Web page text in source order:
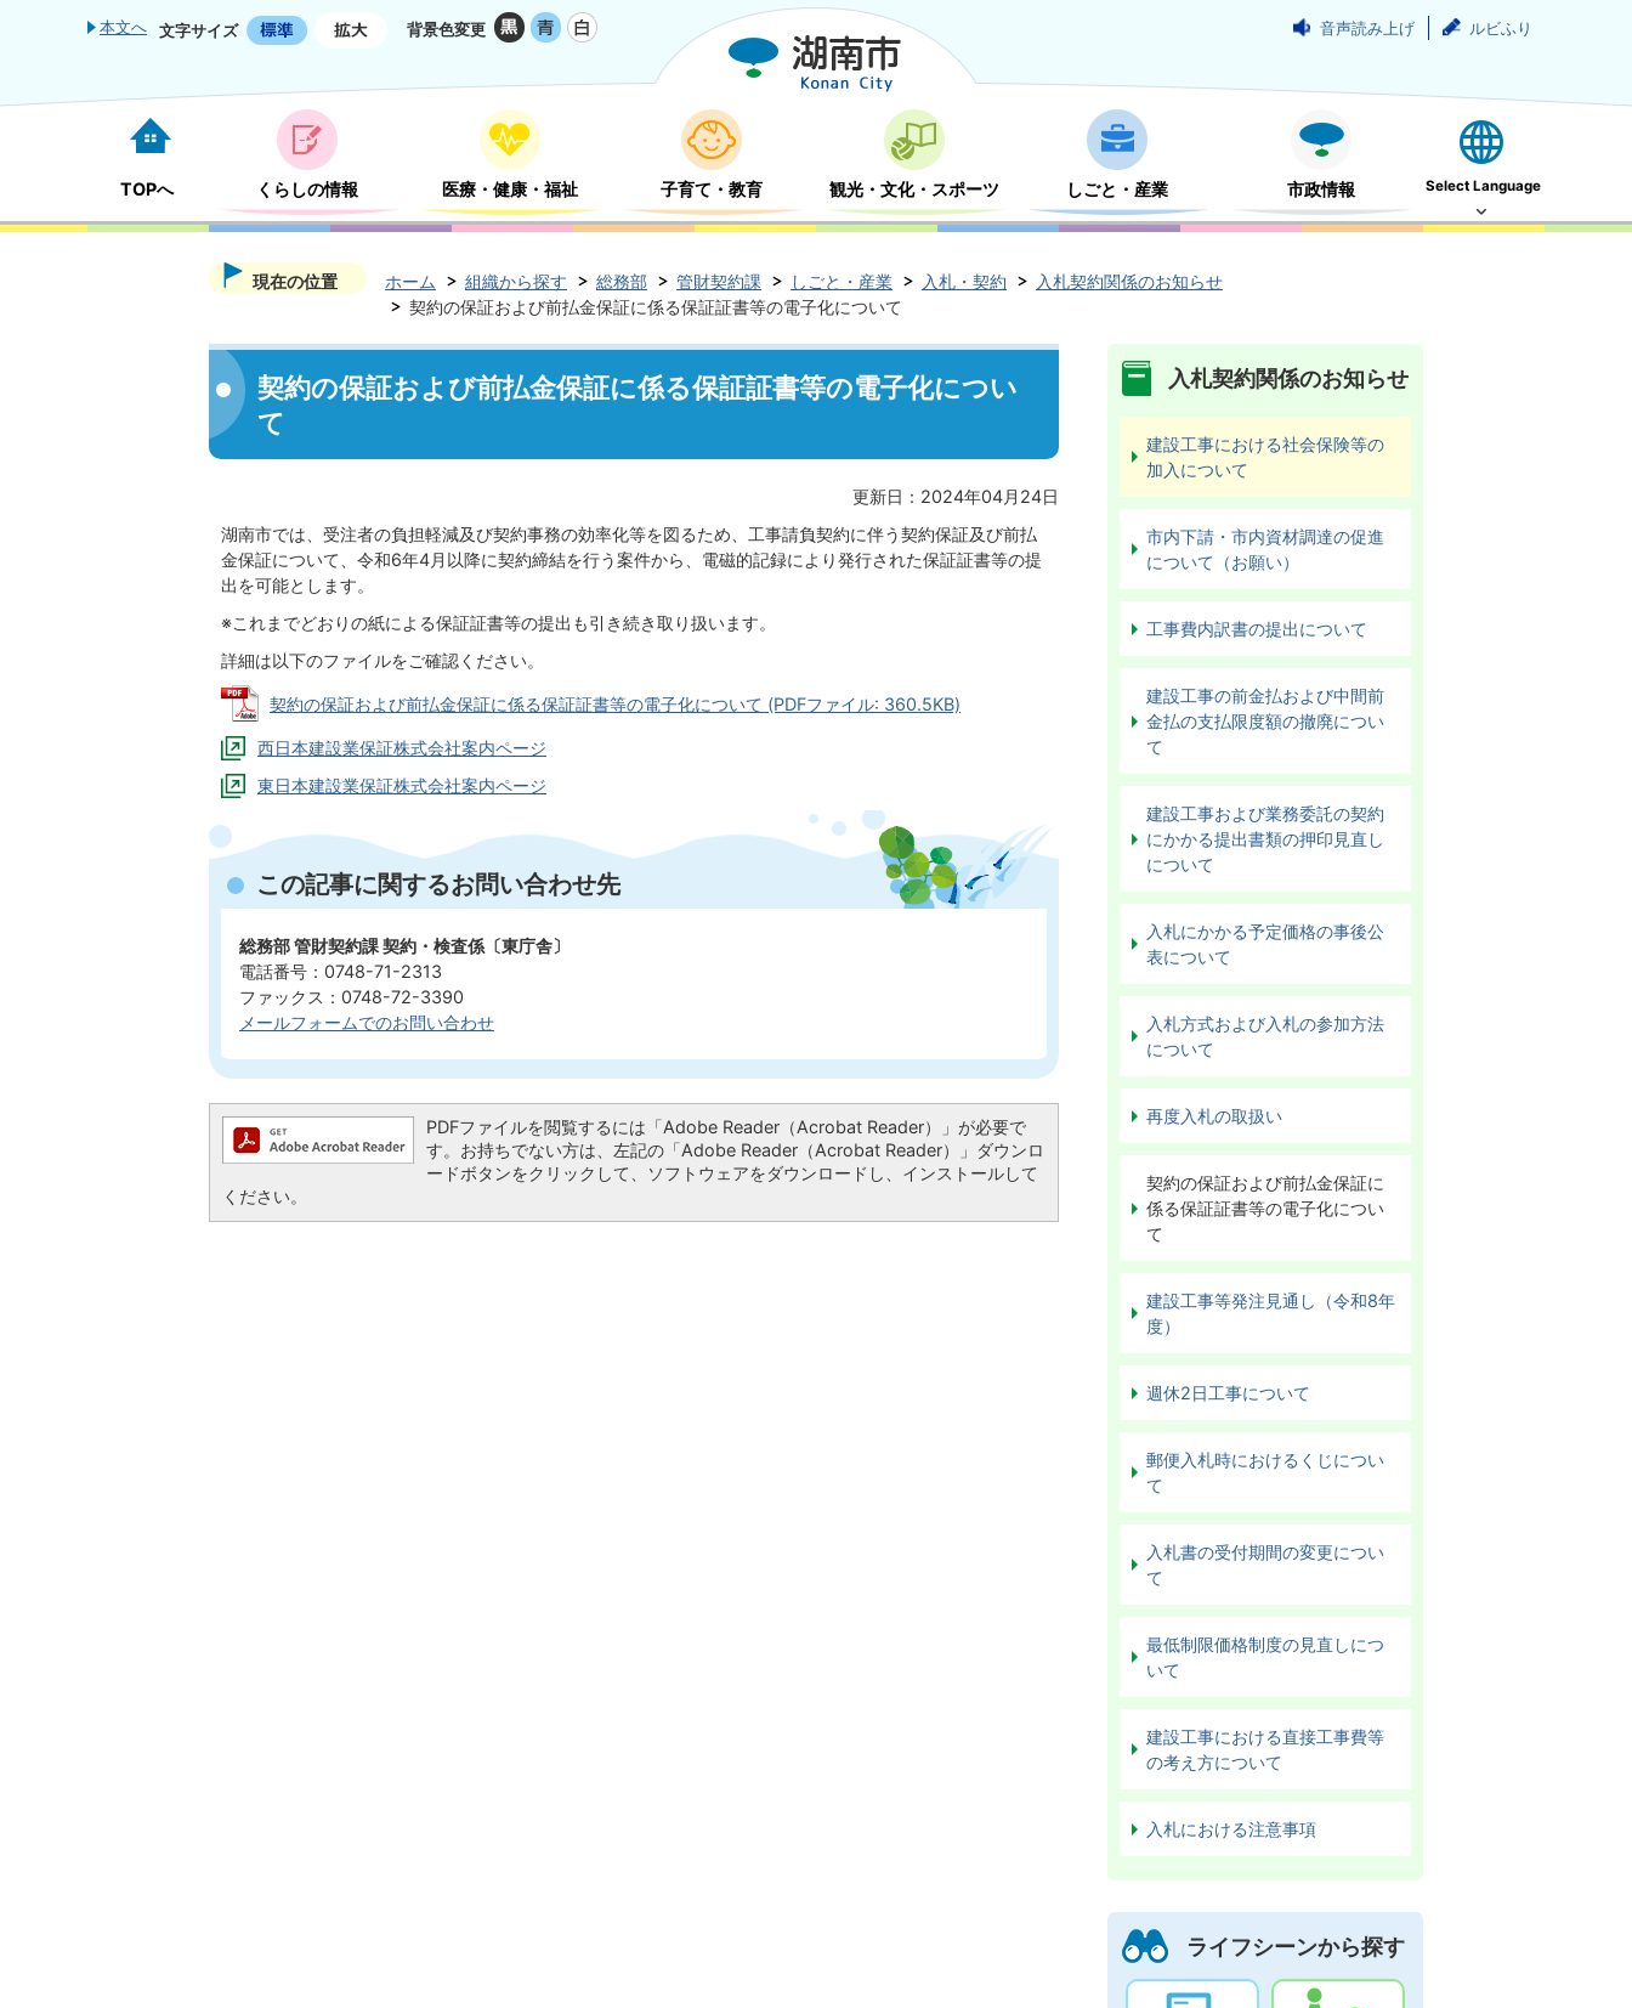
本文へ 文字サイズ 背景色変更 音声読み上げ ルビふり
TOPへ くらしの情報 医療・健康・福祉 子育て・教育 観光・文化・スポーツ しごと・産業 市政情報 Select Language
現在の位置 ホーム 組織から探す 総務部 管財契約課 しごと・産業 入札・契約
入札契約関係のお知らせ
契約の保証および前払金保証に係る保証証書等の電子化について
契約の保証および前払金保証に係る保証証書等の電子化につい
て
更新日：2024年04月24日
湖南市では、受注者の負担軽減及び契約事務の効率化等を図るため、工事請負契約に伴う契約保証及び前払
金保証について、令和6年4月以降に契約締結を行う案件から、電磁的記録により発行された保証証書等の提
出を可能とします。
※これまでどおりの紙による保証証書等の提出も引き続き取り扱います。
詳細は以下のファイルをご確認ください。
契約の保証および前払金保証に係る保証証書等の電子化について (PDFファイル: 360.5KB)
西日本建設業保証株式会社案内ページ
東日本建設業保証株式会社案内ページ
この記事に関するお問い合わせ先
総務部 管財契約課 契約・検査係〔東庁舎〕
電話番号：0748-71-2313
ファックス：0748-72-3390
メールフォームでのお問い合わせ
PDFファイルを閲覧するには「Adobe Reader（Acrobat Reader）」が必要で
す。お持ちでない方は、左記の「Adobe Reader（Acrobat Reader）」ダウンロ
ードボタンをクリックして、ソフトウェアをダウンロードし、インストールして
ください。
入札契約関係のお知らせ
建設工事における社会保険等の
加入について
市内下請・市内資材調達の促進
について（お願い）
工事費内訳書の提出について
建設工事の前金払および中間前
金払の支払限度額の撤廃につい
て
建設工事および業務委託の契約
にかかる提出書類の押印見直し
について
入札にかかる予定価格の事後公
表について
入札方式および入札の参加方法
について
再度入札の取扱い
契約の保証および前払金保証に
係る保証証書等の電子化につい
て
建設工事等発注見通し（令和8年
度）
週休2日工事について
郵便入札時におけるくじについ
て
入札書の受付期間の変更につい
て
最低制限価格制度の見直しにつ
いて
建設工事における直接工事費等
の考え方について
入札における注意事項
ライフシーンから探す